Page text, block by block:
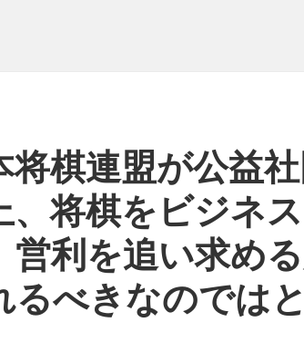
将棋連盟が公益
、将棋をビジネ
営利を追い求め
るべきなのでは